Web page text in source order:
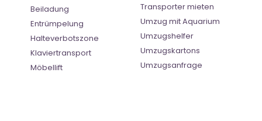
Beiladung
Entrümpelung
Halteverbotszone
Klaviertransport
Möbellift
Transporter mieten
Umzug mit Aquarium
Umzugshelfer
Umzugskartons
Umzugsanfrage